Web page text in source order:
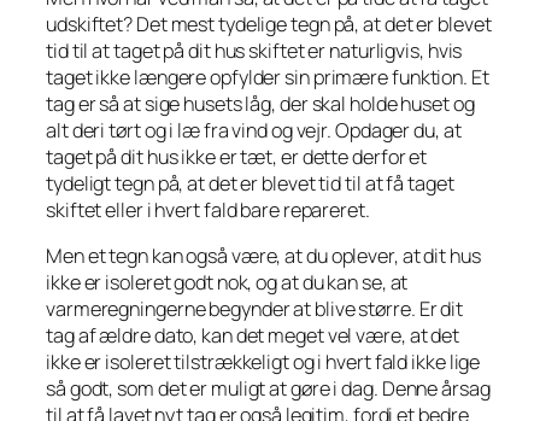
udskiftet? Det mest tydelige tegn på, at det er blevet
tid til at taget på dit hus skiftet er naturligvis, hvis
taget ikke længere opfylder sin primære funktion. Et
tag er så at sige husets låg, der skal holde huset og
alt deri tørt og i læ fra vind og vejr. Opdager du, at
taget på dit hus ikke er tæt, er dette derfor et
tydeligt tegn på, at det er blevet tid til at få taget
skiftet eller i hvert fald bare repareret.
Men et tegn kan også være, at du oplever, at dit hus
ikke er isoleret godt nok, og at du kan se, at
varmeregningerne begynder at blive større. Er dit
tag af ældre dato, kan det meget vel være, at det
ikke er isoleret tilstrækkeligt og i hvert fald ikke lige
så godt, som det er muligt at gøre i dag. Denne årsag
til at få lavet nyt tag er også legitim, fordi et bedre